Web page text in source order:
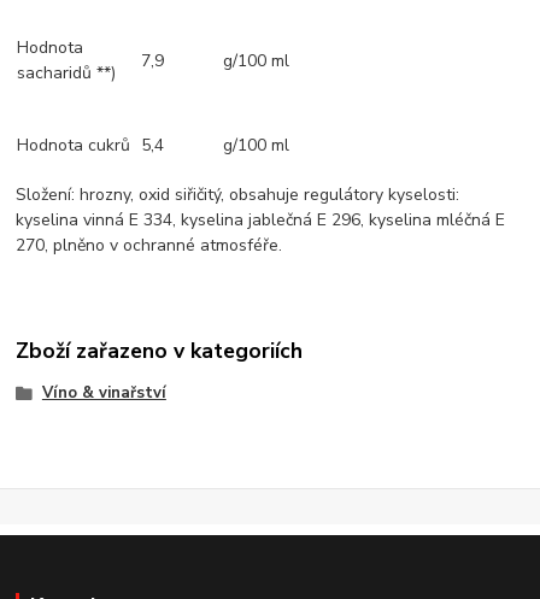
Hodnota
sacharidů **)
7,9 g/100 ml
Hodnota cukrů 5,4 g/100 ml
Složení: hrozny, oxid siřičitý, obsahuje regulátory kyselosti:
kyselina vinná E 334, kyselina jablečná E 296, kyselina mléčná E
270, plněno v ochranné atmosféře.
Zboží zařazeno v kategoriích
Víno & vinařství